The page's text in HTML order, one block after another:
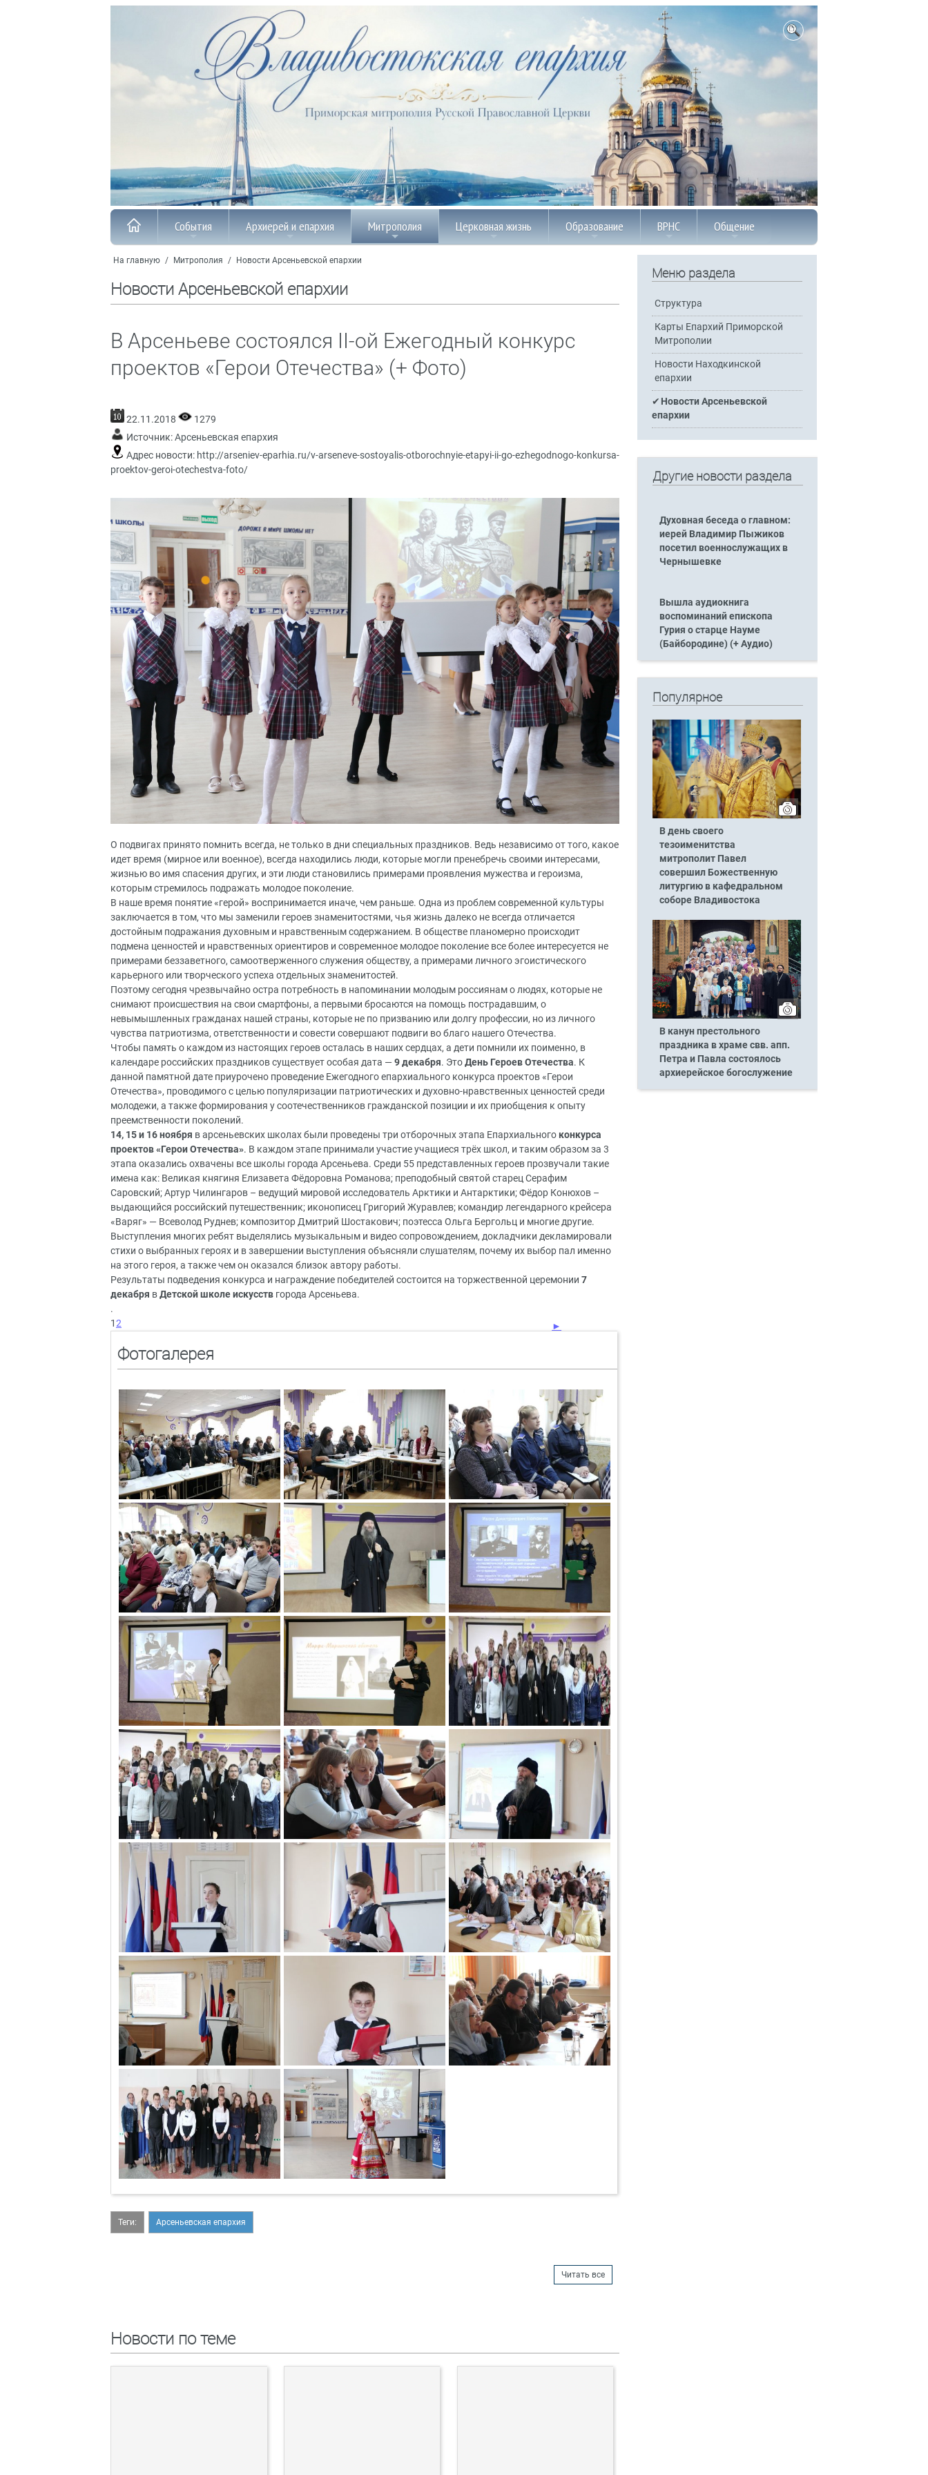
События Архиерей и епархия Митрополия Церковная жизнь Образование ВРНС Общение
На главную / Митрополия / Новости Арсеньевской епархии
Новости Арсеньевской епархии
В Арсеньеве состоялся II-ой Ежегодный конкурс
проектов «Герои Отечества» (+ Фото)
22.11.2018
1279
Источник:Арсеньевская епархия
Адрес новости: http://arseniev-eparhia.ru/v-arseneve-sostoyalis-otborochnyie-etapyi-ii-go-ezhegodnogo-konkursa-
proektov-geroi-otechestva-foto/
О подвигах принято помнить всегда, не только в дни специальных праздников. Ведь независимо от того, какое
идет время (мирное или военное), всегда находились люди, которые могли пренебречь своими интересами,
жизнью во имя спасения других, и эти люди становились примерами проявления мужества и героизма,
которым стремилось подражать молодое поколение.
В наше время понятие «герой» воспринимается иначе, чем раньше. Одна из проблем современной культуры
заключается в том, что мы заменили героев знаменитостями, чья жизнь далеко не всегда отличается
достойным подражания духовным и нравственным содержанием. В обществе планомерно происходит
подмена ценностей и нравственных ориентиров и современное молодое поколение все более интересуется не
примерами беззаветного, самоотверженного служения обществу, а примерами личного эгоистического
карьерного или творческого успеха отдельных знаменитостей.
Поэтому сегодня чрезвычайно остра потребность в напоминании молодым россиянам о людях, которые не
снимают происшествия на свои смартфоны, а первыми бросаются на помощь пострадавшим, о
невымышленных гражданах нашей страны, которые не по призванию или долгу профессии, но из личного
чувства патриотизма, ответственности и совести совершают подвиги во благо нашего Отечества.
Чтобы память о каждом из настоящих героев осталась в наших сердцах, а дети помнили их поименно, в
календаре российских праздников существует особая дата — 9 декабря. ЭтоДень Героев Отечества. К
данной памятной дате приурочено проведение Ежегодного епархиального конкурса проектов «Герои
Отечества», проводимого с целью популяризации патриотических и духовно-нравственных ценностей среди
молодежи, а также формирования у соотечественников гражданской позиции и их приобщения к опыту
преемственности поколений.
14, 15 и 16 ноября в арсеньевских школах были проведены три отборочных этапа Епархиального конкурса
проектов «Герои Отечества». В каждом этапе принимали участие учащиеся трёх школ, и таким образом за 3
этапа оказались охвачены все школы города Арсеньева. Среди 55 представленных героев прозвучали такие
имена как: Великая княгиня Елизавета Фёдоровна Романова; преподобный святой старец Серафим
Саровский; Артур Чилингаров – ведущий мировой исследователь Арктики и Антарктики; Фёдор Конюхов –
выдающийся российский путешественник; иконописец Григорий Журавлев; командир легендарного крейсера
«Варяг» — Всеволод Руднев; композитор Дмитрий Шостакович; поэтесса Ольга Бергольц и многие другие.
Выступления многих ребят выделялись музыкальным и видео сопровождением, докладчики декламировали
стихи о выбранных героях и в завершении выступления объясняли слушателям, почему их выбор пал именно
на этого героя, а также чем он оказался близок автору работы.
Результаты подведения конкурса и награждение победителей состоится на торжественной церемонии 7
декабря вДетской школе искусств города Арсеньева.
.
12 ►
Фотогалерея
Теги: Арсеньевская епархия
Читать все
Новости по теме
Меню раздела
Структура
Карты Епархий Приморской
Митрополии
Новости Находкинской
епархии
Новости Арсеньевской
епархии
Другие новости раздела
Духовная беседа о главном:
иерей Владимир Пыжиков
посетил военнослужащих в
Чернышевке
Вышла аудиокнига
воспоминаний епископа
Гурия о старце Науме
(Байбородине) (+ Аудио)
Популярное
В день своего
тезоименитства
митрополит Павел
совершил Божественную
литургию в кафедральном
соборе Владивостока
В канун престольного
праздника в храме свв. апп.
Петра и Павла состоялось
архиерейское богослужение